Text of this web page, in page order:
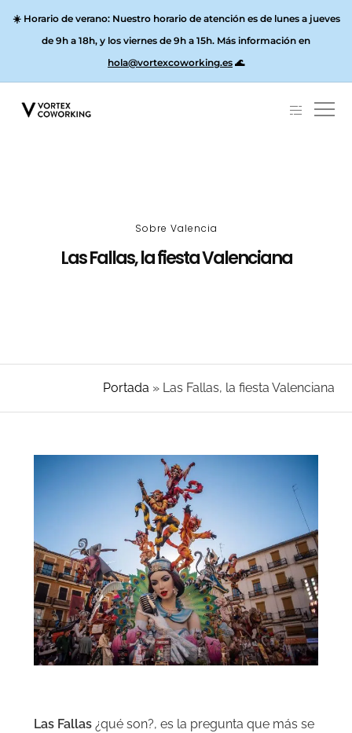
☀️ Horario de verano:Nuestro horario de atención es de lunes a jueves
de 9h a 18h, y los viernes de 9h a 15h. Más información en
hola@vortexcoworking.es 🌊
Sobre Valencia
Las Fallas, la fiesta Valenciana
Portada » Las Fallas, la fiesta Valenciana
Las Fallas¿qué son?, es la pregunta que más se